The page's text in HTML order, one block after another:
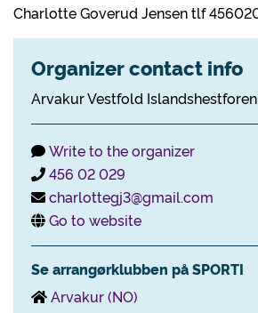
Charlotte Goverud Jensen tlf
Organizer contact info
Arvakur Vestfold
Write to the organizer
456 02 029
charlottegj3@gmail.com
Go to website
Se arrangørklubben på SPORTI
Arvakur (NO)